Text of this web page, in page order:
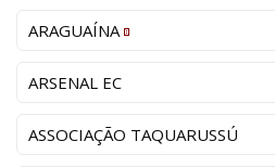
ARAGUAÍNA
ARSENAL EC
ASSOCIAÇÃO TAQUARUSSÚ